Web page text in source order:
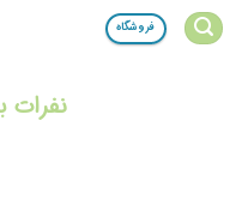
Skip
فروشگاه
نفرات